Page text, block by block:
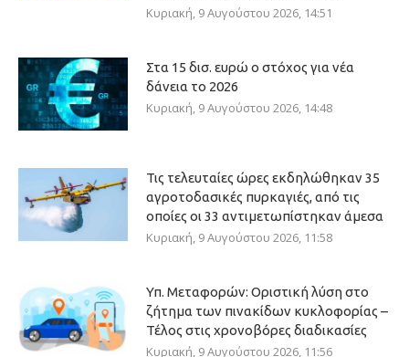
Κυριακή, 9 Αυγούστου 2026, 14:51
Στα 15 δισ. ευρώ ο στόχος για νέα
δάνεια το 2026
Κυριακή, 9 Αυγούστου 2026, 14:48
Τις τελευταίες ώρες εκδηλώθηκαν 35
αγροτοδασικές πυρκαγιές, από τις
οποίες οι 33 αντιμετωπίστηκαν άμεσα
Κυριακή, 9 Αυγούστου 2026, 11:58
Υπ. Μεταφορών: Οριστική λύση στο
ζήτημα των πινακίδων κυκλοφορίας –
Τέλος στις χρονοβόρες διαδικασίες
Κυριακή, 9 Αυγούστου 2026, 11:56